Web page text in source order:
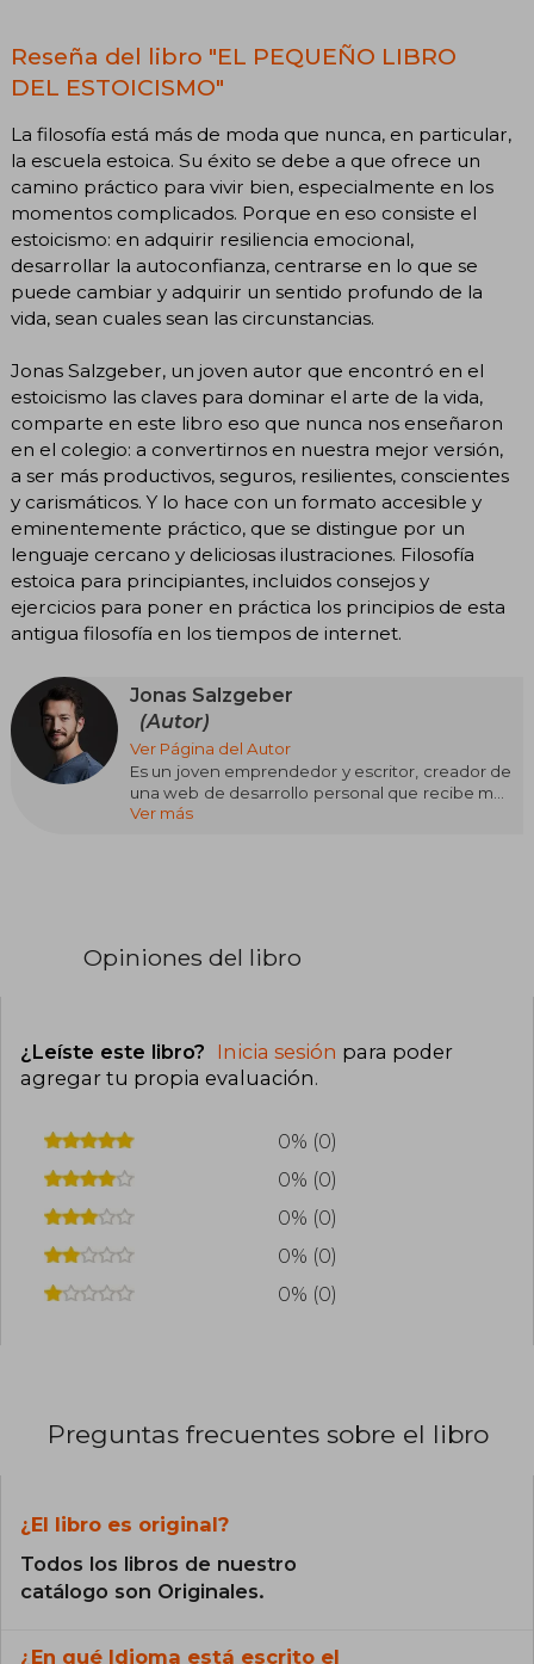
Reseña del libro "EL PEQUEÑO LIBRO
DEL ESTOICISMO"
La filosofía está más de moda que nunca, en particular,
la escuela estoica. Su éxito se debe a que ofrece un
camino práctico para vivir bien, especialmente en los
momentos complicados. Porque en eso consiste el
estoicismo: en adquirir resiliencia emocional,
desarrollar la autoconfianza, centrarse en lo que se
puede cambiar y adquirir un sentido profundo de la
vida, sean cuales sean las circunstancias.
Jonas Salzgeber, un joven autor que encontró en el
estoicismo las claves para dominar el arte de la vida,
comparte en este libro eso que nunca nos enseñaron
en el colegio: a convertirnos en nuestra mejor versión,
a ser más productivos, seguros, resilientes, conscientes
y carismáticos. Y lo hace con un formato accesible y
eminentemente práctico, que se distingue por un
lenguaje cercano y deliciosas ilustraciones. Filosofía
estoica para principiantes, incluidos consejos y
ejercicios para poner en práctica los principios de esta
antigua filosofía en los tiempos de internet.
Jonas Salzgeber
(Autor)
Ver Página del Autor
Es un joven emprendedor y escritor, creador de
una web de desarrollo personal que recibe más
de 50.000 visitas al mes. En su búsqueda de una
adecuado para principiantes» de todos los que
Ver más
Opiniones del libro
¿Leíste este libro? Inicia sesión para poder
agregar tu propia evaluación.
0% (0)
0% (0)
0% (0)
0% (0)
0% (0)
Preguntas frecuentes sobre el libro
¿El libro es original?
Todos los libros de nuestro
catálogo son Originales.
¿En qué Idioma está escrito el